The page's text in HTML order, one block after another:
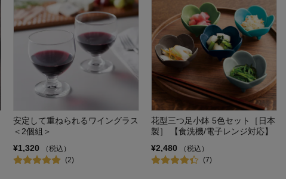
安定して重ねられるワイングラス
＜2個組＞
¥1,320
（税込）
(2)
花型三つ足小鉢 5色セット［日本
製］ 【食洗機/電子レンジ対応】
¥2,480
（税込）
(7)